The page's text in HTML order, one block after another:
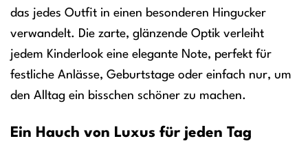
das jedes Outfit in einen besonderen Hingucker
verwandelt. Die zarte, glänzende Optik verleiht
jedem Kinderlook eine elegante Note, perfekt für
festliche Anlässe, Geburtstage oder einfach nur, um
den Alltag ein bisschen schöner zu machen.
Ein Hauch von Luxus für jeden Tag